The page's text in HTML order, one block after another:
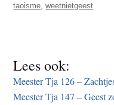
taoisme,weetnietgeest
Lees ook:
Meester Tja 126 –
Meester Tja 147 – Geest